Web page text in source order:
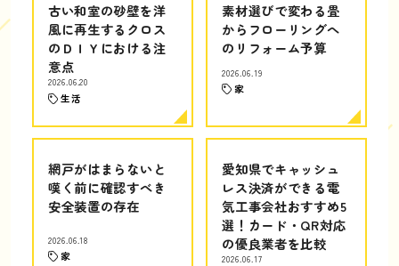
古い和室の砂壁を洋
風に再生するクロス
のＤＩＹにおける注
意点
2026.06.20
生活
素材選びで変わる畳
からフローリングへ
のリフォーム予算
2026.06.19
家
網戸がはまらないと
嘆く前に確認すべき
安全装置の存在
2026.06.18
家
愛知県でキャッシュ
レス決済ができる電
気工事会社おすすめ5
選！カード・QR対応
の優良業者を比較
2026.06.17